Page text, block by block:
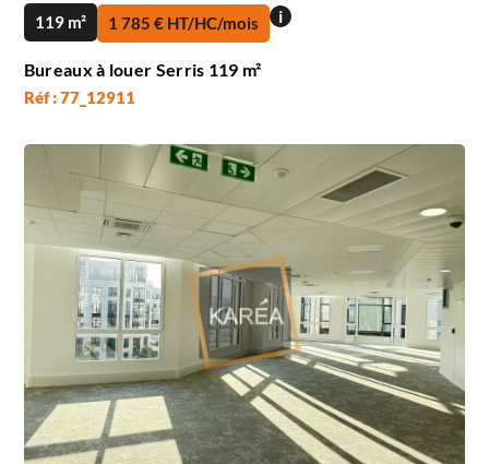
119 m² 1 785 € HT/HC/mois i
Bureaux à louer Serris 119 m²
Réf : 77_12911